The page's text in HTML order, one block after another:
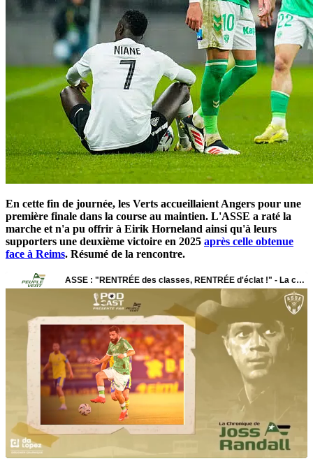
En cette fin de journée, les Verts accueillaient Angers pour une
première finale dans la course au maintien. L'ASSE a raté la
marche et n'a pu offrir à Eirik Horneland ainsi qu'à leurs
supporters une deuxième victoire en 2025 après celle obtenue
face à Reims. Résumé de la rencontre.